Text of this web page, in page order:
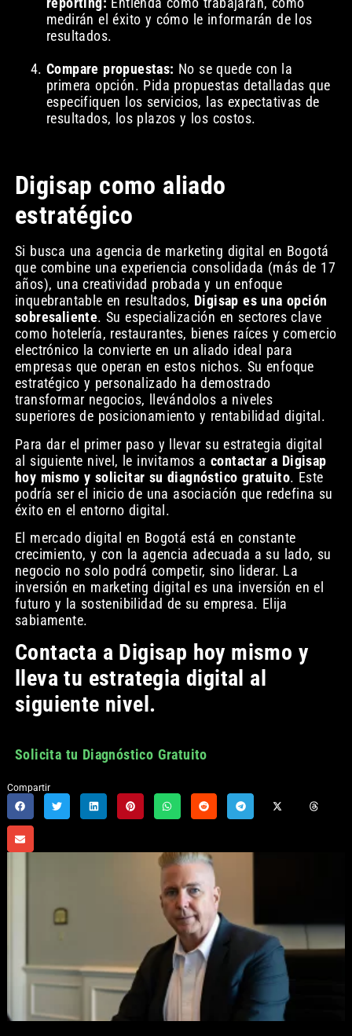
medirán el éxito y cómo le informarán de los
resultados.
Compare propuestas: No se quede con la
primera opción. Pida propuestas detalladas que
especifiquen los servicios, las expectativas de
resultados, los plazos y los costos.
Digisap como aliado
estratégico
Si busca una agencia de marketing digital en Bogotá
que combine una experiencia consolidada (más de 17
años), una creatividad probada y un enfoque
inquebrantable en resultados, Digisap es una opción
sobresaliente. Su especialización en sectores clave
como hotelería, restaurantes, bienes raíces y comercio
electrónico la convierte en un aliado ideal para
empresas que operan en estos nichos. Su enfoque
estratégico y personalizado ha demostrado
transformar negocios, llevándolos a niveles
superiores de posicionamiento y rentabilidad digital.
Para dar el primer paso y llevar su estrategia digital
al siguiente nivel, le invitamos a contactar a Digisap
hoy mismo y solicitar su diagnóstico gratuito. Este
podría ser el inicio de una asociación que redefina su
éxito en el entorno digital.
El mercado digital en Bogotá está en constante
crecimiento, y con la agencia adecuada a su lado, su
negocio no solo podrá competir, sino liderar. La
inversión en marketing digital es una inversión en el
futuro y la sostenibilidad de su empresa. Elija
sabiamente.
Contacta a Digisap hoy mismo y
lleva tu estrategia digital al
siguiente nivel.
Solicita tu Diagnóstico Gratuito
Compartir